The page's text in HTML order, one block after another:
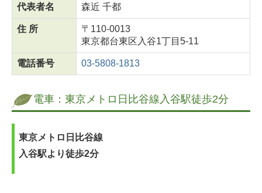
代表者名 森近 千都
住 所
〒110-0013
東京都台東区入谷1丁目5-11
電話番号 03-5808-1813
電車：東京メトロ日比谷線入谷駅徒歩2分
東京メトロ日比谷線
入谷駅より徒歩2分